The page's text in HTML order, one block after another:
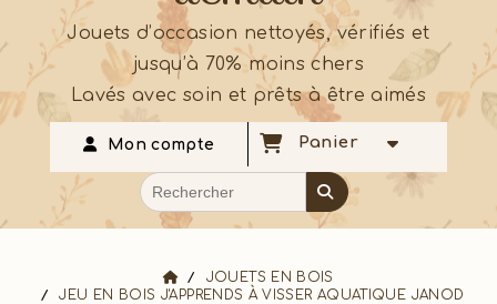
Jouets d’occasion nettoyés, vérifiés et
jusqu’à 70% moins chers
Lavés avec soin et prêts à être aimés
Mon compte Panier
JOUETS EN BOIS
JEU EN BOIS J'APPRENDS À VISSER AQUATIQUE JANOD